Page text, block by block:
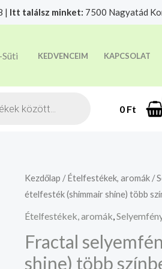
| Itt találsz minket: 7500 Nagyatád
KEDVENCEIM KAPCSOLAT
0 Ft
Kezdőlap /Ételfestékek, aromák /
ételfesték (shimmair shine) több
Ételfestékek, aromák
Fractal
shine) több
Fractal
selyemfényű
ételfesték
shine)
több
tekintettel a